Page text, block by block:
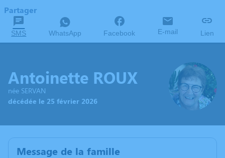
Partager
SMS WhatsApp Facebook E-mail Lien
Antoinette ROUX
née SERVAN
décédée le 25 février 2026
Message de la famille